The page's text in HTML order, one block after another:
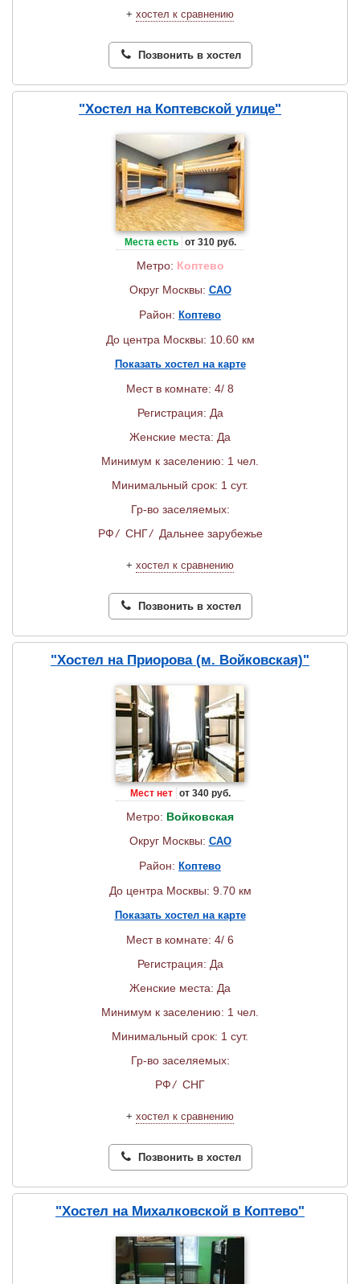
+ хостел к сравнению
Позвонить в хостел
"Хостел на Коптевской улице"
Места есть от 310 руб.
Метро: Коптево
Округ Москвы: САО
Район: Коптево
До центра Москвы: 10.60 км
Показать хостел на карте
Мест в комнате: 4/ 8
Регистрация: Да
Женские места: Да
Минимум к заселению: 1 чел.
Минимальный срок: 1 сут.
Гр-во заселяемых:
РФ/ СНГ/ Дальнее зарубежье
+ хостел к сравнению
Позвонить в хостел
"Хостел на Приорова (м. Войковская)"
Мест нет от 340 руб.
Метро: Войковская
Округ Москвы: САО
Район: Коптево
До центра Москвы: 9.70 км
Показать хостел на карте
Мест в комнате: 4/ 6
Регистрация: Да
Женские места: Да
Минимум к заселению: 1 чел.
Минимальный срок: 1 сут.
Гр-во заселяемых:
РФ/ СНГ
+ хостел к сравнению
Позвонить в хостел
"Хостел на Михалковской в Коптево"